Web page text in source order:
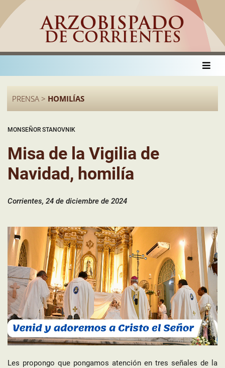
ARZOBISPADO
DE CORRIENTES
PRENSA > HOMILÍAS
MONSEÑOR STANOVNIK
Misa de la Vigilia de
Navidad, homilía
Corrientes, 24 de diciembre de 2024
Les propongo que pongamos atención en tres señales de la